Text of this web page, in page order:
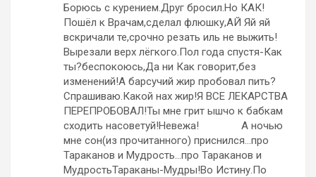
Борюсь с курением.Друг бросил.Но КАК!
Пошёл к Врачам,сделал флюшку,АЙ Яй яй
вскричали те,срочно резать иль не выжить!
Вырезали верх лёгкого.Пол года спустя-Как
ты?беспокоюсь,Да ни Как говорит,без
изменений!А барсучий жир пробовал пить?
Спрашиваю.Какой нах жир!Я ВСЕ ЛЕКАРСТВА
ПЕРЕПРОБОВАЛ!Ты мне грит ышчо к бабкам
сходить насоветуй!Невежа! А ночью
мне сон(из прочитанного) приснился…про
Тараканов и Мудрость…про Тараканов и
МудростьТараканы-Мудры!Во Истину.По